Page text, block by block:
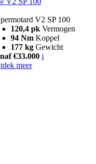
V2 SP 100
120,4 pk Vermogen
94 Nm Koppel
177 kg Gewicht
€33.000 i
meer